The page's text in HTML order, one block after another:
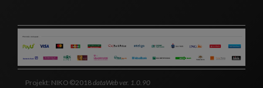
Projekt: NIKO ©2018dataWeb ver. 1.0.90